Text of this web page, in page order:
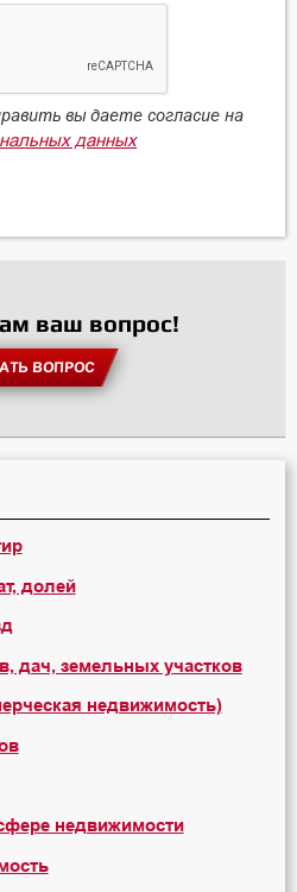
вы даете согласие на
данных
ваш вопрос!
ВОПРОС
долей
дач, земельных участков
недвижимость)
недвижимости